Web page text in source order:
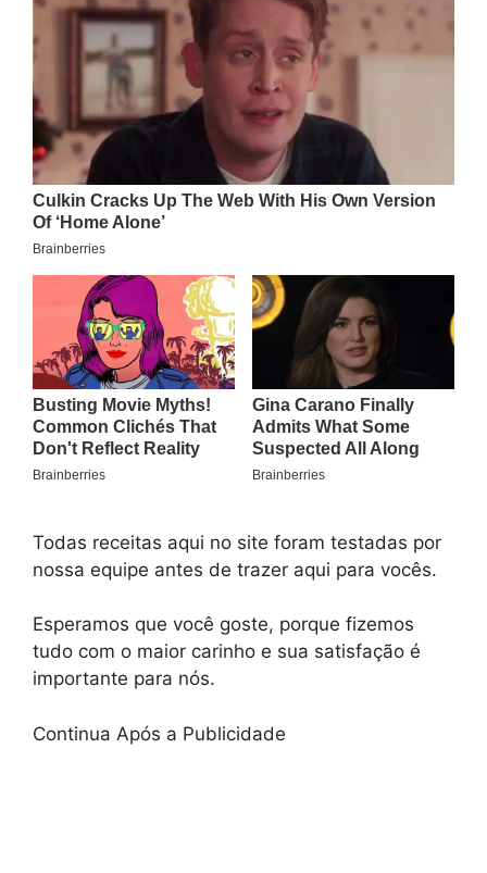
Todas receitas aqui no site foram testadas por
nossa equipe antes de trazer aqui para vocês.
Esperamos que você goste, porque fizemos
tudo com o maior carinho e sua satisfação é
importante para nós.
Continua Após a Publicidade